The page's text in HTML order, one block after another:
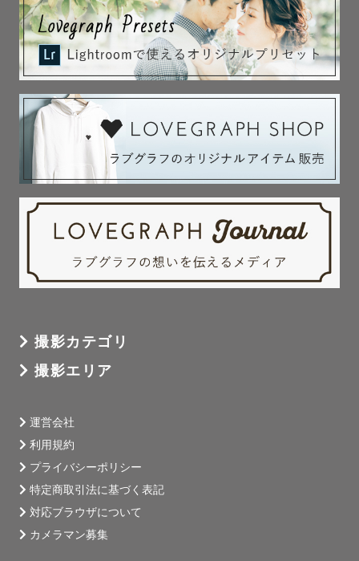
撮影カテゴリ
撮影エリア
運営会社
利用規約
プライバシーポリシー
特定商取引法に基づく表記
対応ブラウザについて
カメラマン募集